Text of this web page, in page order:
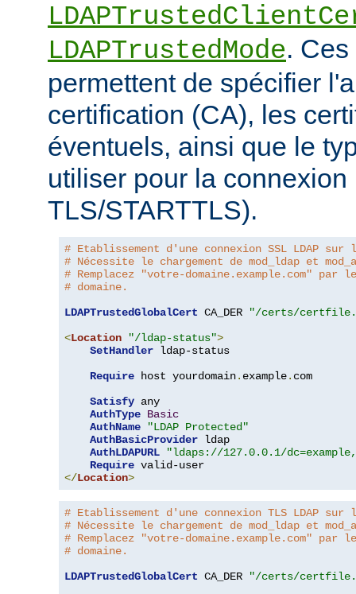
LDAPTrustedMode.
permettent de spécifier
certification (CA), les
éventuels, ainsi que le
utiliser pour la
TLS/STARTTLS).
# Etablissement d'une connexion SSL LDAP
# Nécessite le chargement de mod_ldap et
# Remplacez "votre-domaine.example.com" par
# domaine.
LDAPTrustedGlobalCert CA_DER
"/certs/
<Location "/ldap-status">
SetHandler ldap-status
Require host yourdomain. example. com
Satisfy any
AuthType Basic
AuthName
"LDAP Protected"
AuthBasicProvider ldap
AuthLDAPURL
"ldaps://127.0.0.1/
Require
</Location>
# Etablissement d'une connexion TLS LDAP
# Nécessite le chargement de mod_ldap et
# Remplacez "votre-domaine.example.com" par
# domaine.
LDAPTrustedGlobalCert CA_DER
"/certs/